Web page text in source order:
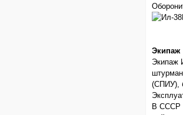
Экипаж
Экипаж
(СПИУ),
В СССР